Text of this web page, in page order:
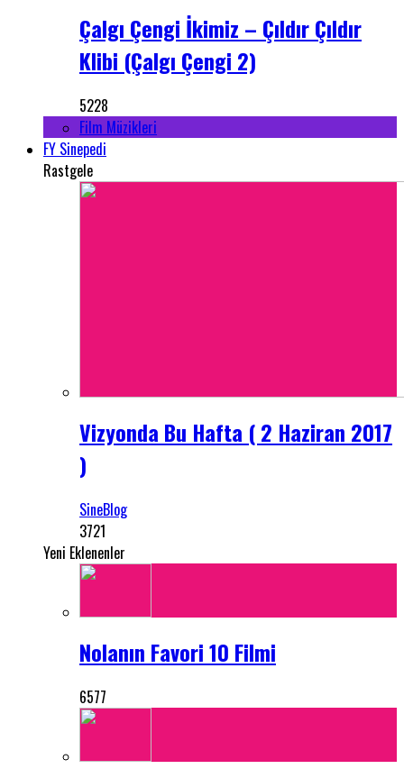
Çalgı Çengi İkimiz – Çıldır Çıldır
Klibi (Çalgı Çengi 2)
5228
Film Müzikleri
FY Sinepedi
Rastgele
Vizyonda Bu Hafta ( 2 Haziran 2017
)
SineBlog
3721
Yeni Eklenenler
Nolanın Favori 10 Filmi
6577